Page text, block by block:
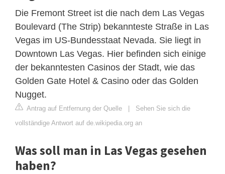
Die Fremont Street ist die nach dem Las Vegas
Boulevard (The Strip) bekannteste Straße in Las
Vegas im US-Bundesstaat Nevada. Sie liegt in
Downtown Las Vegas. Hier befinden sich einige
der bekanntesten Casinos der Stadt, wie das
Golden Gate Hotel & Casino oder das Golden
Nugget.
Antrag auf Entfernung der Quelle | Sehen Sie sich die
vollständige Antwort auf de.wikipedia.org an
Was soll man in Las Vegas gesehen
haben?